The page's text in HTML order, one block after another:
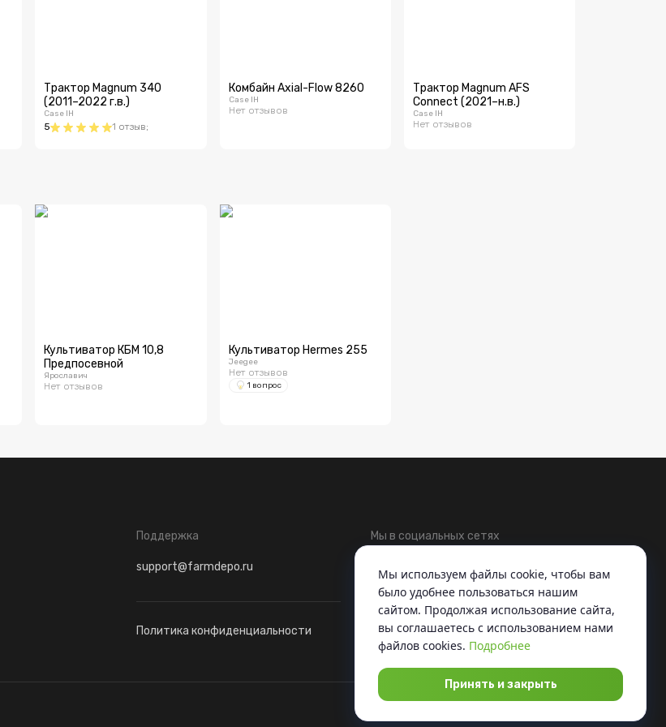
Трактор Magnum 340
(2011–2022 г.в.)
Case IH
5 1 отзыв;
Комбайн Axial-Flow 8260
Case IH
Нет отзывов
Трактор Magnum AFS
Connect (2021–н.в.)
Case IH
Нет отзывов
Культиватор КБМ 10,8
Предпосевной
Ярославич
Нет отзывов
Культиватор Hermes 255
Jeegee
Нет отзывов
1 вопрос
Поддержка
support@farmdepo.ru
Политика конфиденциальности
Мы в социальных сетях
Telegram ВКонтакте
Разработка
Мы используем файлы cookie, чтобы вам
было удобнее пользоваться нашим
сайтом. Продолжая использование сайта,
вы соглашаетесь c использованием нами
файлов cookies. Подробнее
Принять и закрыть